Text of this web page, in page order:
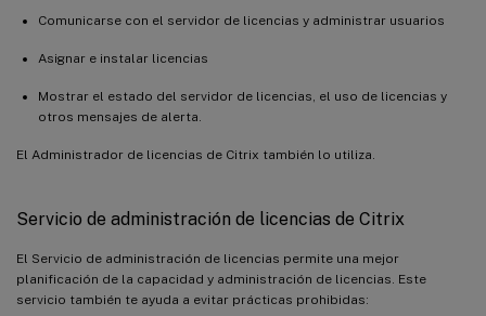
Comunicarse con el servidor de licencias y administrar usuarios
Asignar e instalar licencias
Mostrar el estado del servidor de licencias, el uso de licencias y
otros mensajes de alerta.
El Administrador de licencias de Citrix también lo utiliza.
Servicio de administración de licencias de Citrix
El Servicio de administración de licencias permite una mejor
planificación de la capacidad y administración de licencias. Este
servicio también te ayuda a evitar prácticas prohibidas: